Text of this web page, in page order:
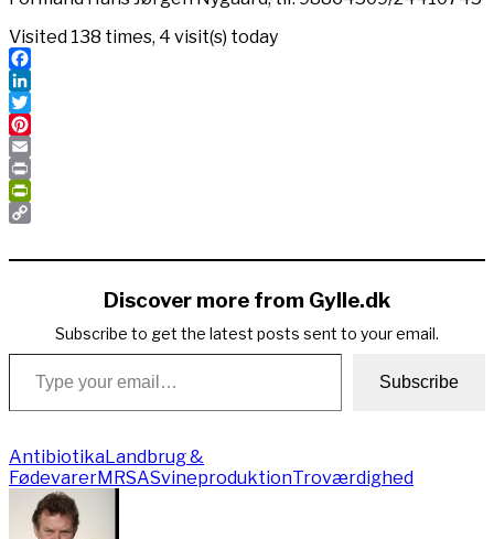
Visited 138 times, 4 visit(s) today
Facebook
LinkedIn
Twitter
Pinterest
Email
Print
PrintFriendly
Link
Discover more from Gylle.dk
Subscribe to get the latest posts sent to your email.
Type your email…
Subscribe
AntibiotikaLandbrug &
FødevarerMRSASvineproduktionTroværdighed